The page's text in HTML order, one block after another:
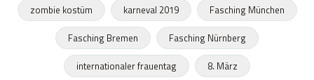
zombie kostüm
karneval 2019
Fasching München
Fasching Bremen
Fasching Nürnberg
internationaler frauentag
8. März